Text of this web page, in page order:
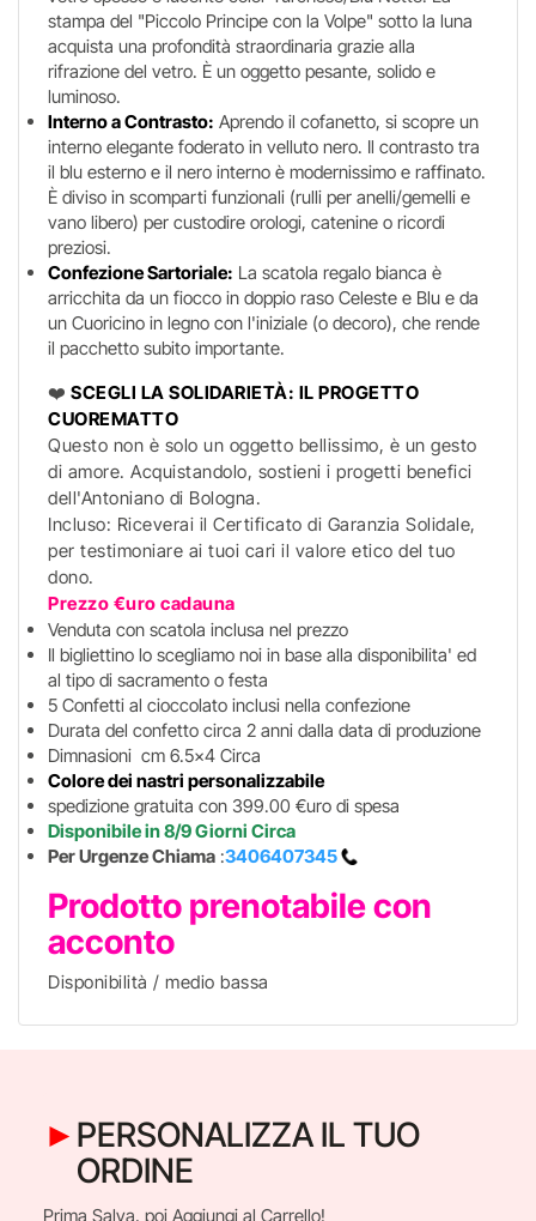
stampa del "Piccolo Principe con la Volpe" sotto la luna
acquista una profondità straordinaria grazie alla
rifrazione del vetro. È un oggetto pesante, solido e
luminoso.
Interno a Contrasto: Aprendo il cofanetto, si scopre un
interno elegante foderato in velluto nero. Il contrasto tra
il blu esterno e il nero interno è modernissimo e raffinato.
È diviso in scomparti funzionali (rulli per anelli/gemelli e
vano libero) per custodire orologi, catenine o ricordi
preziosi.
Confezione Sartoriale: La scatola regalo bianca è
arricchita da un fiocco in doppio raso Celeste e Blu e da
un Cuoricino in legno con l'iniziale (o decoro), che rende
il pacchetto subito importante.
❤️ SCEGLI LA SOLIDARIETÀ: IL PROGETTO
CUOREMATTO
Questo non è solo un oggetto bellissimo, è un gesto
di amore. Acquistandolo, sostieni i progetti benefici
dell'Antoniano di Bologna.
Incluso: Riceverai il Certificato di Garanzia Solidale,
per testimoniare ai tuoi cari il valore etico del tuo
dono.
Prezzo €uro cadauna
Venduta con scatola inclusa nel prezzo
Il bigliettino lo scegliamo noi in base alla disponibilita' ed
al tipo di sacramento o festa
5 Confetti al cioccolato inclusi nella confezione
Durata del confetto circa 2 anni dalla data di produzione
Dimnasioni cm 6.5x4 Circa
Colore dei nastri personalizzabile
spedizione gratuita con 399.00 €uro di spesa
Disponibile in 8/9 Giorni Circa
Per Urgenze Chiama :3406407345
Prodotto prenotabile con
acconto
Disponibilità / medio bassa
PERSONALIZZA IL TUO
ORDINE
Prima Salva, poi Aggiungi al Carrello!